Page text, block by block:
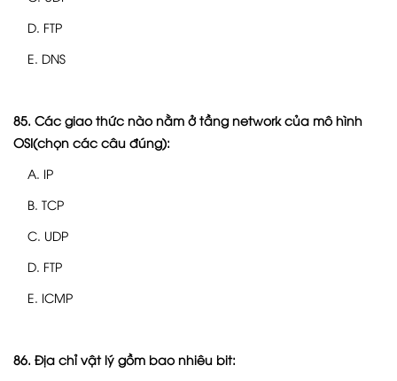
D. FTP
E. DNS
85. Các giao thức nào nằm ở tầng network của mô hình
OSI(chọn các câu đúng):
A. IP
B. TCP
C. UDP
D. FTP
E. ICMP
86. Địa chỉ vật lý gồm bao nhiêu bit: